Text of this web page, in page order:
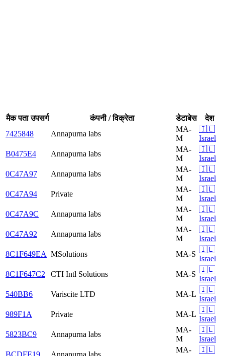
मैक पता उपसर्ग कंपनी / विक्रेता डेटाबेस
देश
7425848
Annapurna labs
MA-
M
🇮🇱
Israel
B0475E4
Annapurna labs
MA-
M
🇮🇱
Israel
0C47A97
Annapurna labs
MA-
M
🇮🇱
Israel
0C47A94
Private
MA-
M
🇮🇱
Israel
0C47A9C
Annapurna labs
MA-
M
🇮🇱
Israel
0C47A92
Annapurna labs
MA-
M
🇮🇱
Israel
8C1F649EA MSolutions MA-S
🇮🇱
Israel
8C1F647C2
CTI Intl Solutions MA-S
🇮🇱
Israel
540BB6
Variscite LTD MA-L
🇮🇱
Israel
989F1A
Private MA-L
🇮🇱
Israel
5823BC9
Annapurna labs
MA-
M
🇮🇱
Israel
BCDFE19
Annapurna labs
MA-
🇮🇱